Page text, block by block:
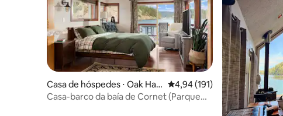
Casa de hóspedes ⋅ Oak Har
bor
4,94 de uma avaliação
4,94 (191)
Casa-barco da baía de Cornet (Parque